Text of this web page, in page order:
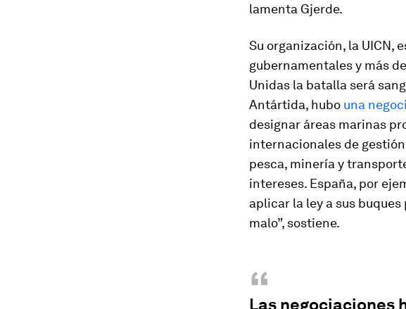
lamenta Gjerde.
Su organización, la UICN,
gubernamentales y más
Unidas la batalla será
Antártida, hubo una
designar áreas marinas
internacionales de gestión
pesca, minería y
intereses. España, por
aplicar la ley a sus
malo”, sostiene.
“
Las negociaciones